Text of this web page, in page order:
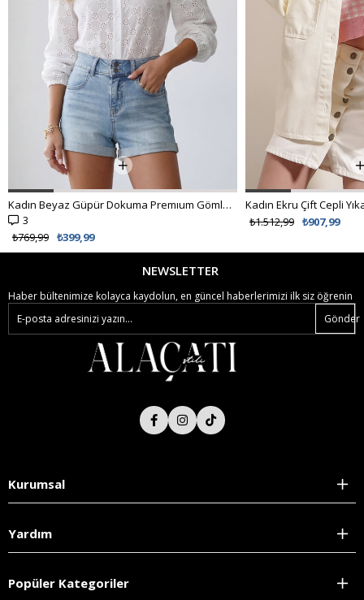
Kadın Beyaz Güpür Dokuma Premıum Gömlek ALC-X4366
3
₺399,99
₺769,99
₺907,99
₺1.512,99
NEWSLETTER
Haber bültenimize kolayca kaydolun, en güncel haberlerimizi ilk siz öğrenin
Gönder
Kurumsal
Yardım
Popüler Kategoriler